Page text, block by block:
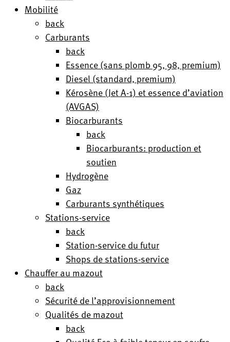
Mobilité
back
Carburants
back
Essence (sans plomb 95, 98, premium)
Diesel (standard, premium)
Kérosène (Jet A-1) et essence d’aviation
(AVGAS)
Biocarburants
back
Biocarburants: production et
soutien
Hydrogène
Gaz
Carburants synthétiques
Stations-service
back
Station-service du futur
Shops de stations-service
Chauffer au mazout
back
Sécurité de l’approvisionnement
Qualités de mazout
back